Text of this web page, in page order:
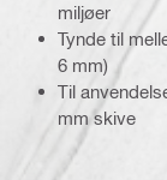
miljøer
Tynde til
6 mm)
Til
mm skive